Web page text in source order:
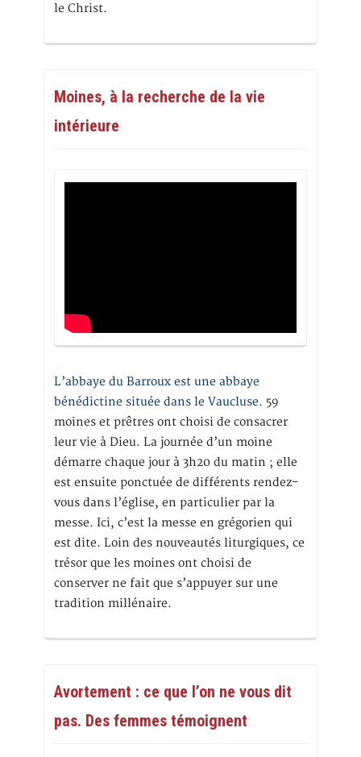
le Christ.
Moines, à la recherche de la vie
intérieure
L’abbaye du Barroux est une abbaye
bénédictine située dans le Vaucluse. 59
moines et prêtres ont choisi de consacrer
leur vie à Dieu. La journée d’un moine
démarre chaque jour à 3h20 du matin ; elle
est ensuite ponctuée de différents rendez-
vous dans l’église, en particulier par la
messe. Ici, c’est la messe en grégorien qui
est dite. Loin des nouveautés liturgiques, ce
trésor que les moines ont choisi de
conserver ne fait que s’appuyer sur une
tradition millénaire.
Avortement : ce que l’on ne vous dit
pas. Des femmes témoignent